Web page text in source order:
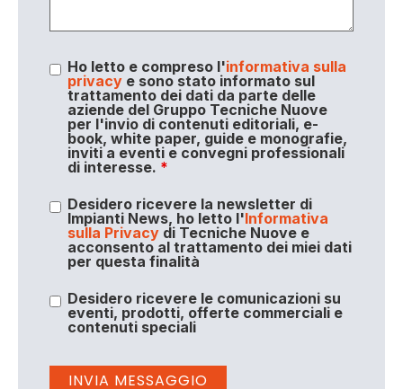
Ho letto e compreso l'informativa sulla
privacye sono stato informato sul
trattamento dei dati da parte delle
aziende del Gruppo Tecniche Nuove
per l'invio di contenuti editoriali, e-
book, white paper, guide e monografie,
inviti a eventi e convegni professionali
di interesse. *
Desidero ricevere la newsletter di
Impianti News, ho letto l'Informativa
sulla Privacydi Tecniche Nuove e
acconsento al trattamento dei miei dati
per questa finalità
Desidero ricevere le comunicazioni su
eventi, prodotti, offerte commerciali e
contenuti speciali